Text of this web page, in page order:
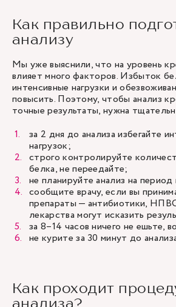
Как правильно
анализу
Мы уже выяснили, что на уровень
влияет много факторов. Избыток
интенсивные нагрузки и
повысить. Поэтому, чтобы анализ
точные результаты, нужна
за 2 дня до анализа избегайте
нагрузок;
строго контролируйте
белка, не переедайте;
не планируйте анализ на
сообщите врачу, если вы
препараты — антибиотики,
лекарства могут исказить
за 8–14 часов ничего не ешьте,
не курите за 30 минут до
Как проходит
анализа?